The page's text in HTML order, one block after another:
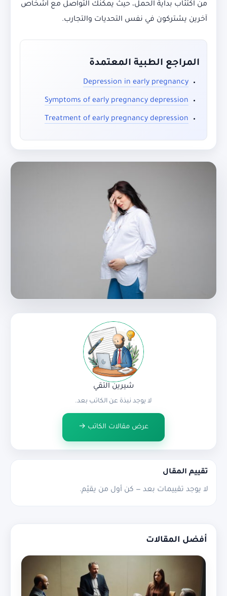
من اكتئاب بداية الحمل، حيث يمكنك التواصل مع أشخاص
آخرين يشتركون في نفس التحديات والتجارب.
المراجع الطبية المعتمدة
Depression in early pregnancy
Symptoms of early pregnancy depression
Treatment of early pregnancy depression
شيرين التقي
لا يوجد نبذة عن الكاتب بعد.
عرض مقالات الكاتب →
تقييم المقال
لا يوجد تقييمات بعد — كن أول من يقيّم.
أفضل المقالات